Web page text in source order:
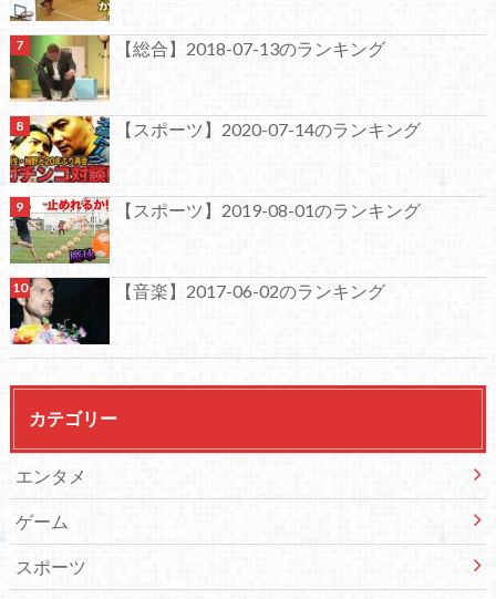
【総合】2018-07-13のランキング
【スポーツ】2020-07-14のランキング
【スポーツ】2019-08-01のランキング
【音楽】2017-06-02のランキング
カテゴリー
エンタメ
ゲーム
スポーツ